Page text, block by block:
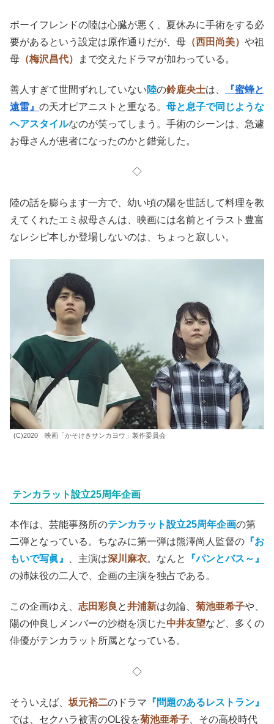
ボーイフレンドの陸は心臓が悪く、夏休みに手術をする必
要があるという設定は原作通りだが、母 （西田尚美） や祖
母 （梅沢昌代） まで交えたドラマが加わっている。
善人すぎて世間ずれしていない陸の鈴鹿央士は、
『蜜蜂と
遠雷』 の天才ピアニストと重なる。 母と息子で同じような
ヘアスタイルなのが笑ってしまう。手術のシーンは、急遽
お母さんが患者になったのかと錯覚した。
◇
陸の話を膨らます一方で、幼い頃の陽を世話して料理を教
えてくれたエミ叔母さんは、映画には名前とイラスト豊富
なレシピ本しか登場しないのは、ちょっと寂しい。
(C)2020 映画「かそけきサンカヨウ」製作委員会
テンカラット設立25周年企画
本作は、芸能事務所のテンカラット設立25周年企画の第
二弾となっている。ちなみに第一弾は熊澤尚人監督の 『お
もいで写眞』
、主演は深川麻衣。なんと
『パンとバス～』
の姉妹役の二人で、企画の主演を独占である。
この企画ゆえ、 志田彩良 と井浦新は勿論、 菊池亜希子や、
陽の仲良しメンバーの沙樹を演じた中井友望など、多くの
俳優がテンカラット所属となっている。
◇
そういえば、 坂元裕二のドラマ 『問題のあるレストラン』
では、セクハラ被害のOL役を菊池亜希子 、その高校時代